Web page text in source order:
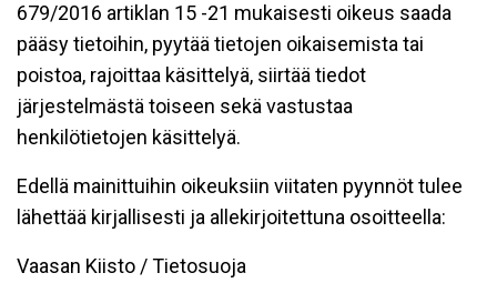
679/2016 artiklan 15 -21 mukaisesti oikeus saada
pääsy tietoihin, pyytää tietojen oikaisemista tai
poistoa, rajoittaa käsittelyä, siirtää tiedot
järjestelmästä toiseen sekä vastustaa
henkilötietojen käsittelyä.
Edellä mainittuihin oikeuksiin viitaten pyynnöt tulee
lähettää kirjallisesti ja allekirjoitettuna osoitteella:
Vaasan Kiisto / Tietosuoja